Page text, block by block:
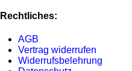
Rechtliches:
AGB
Vertrag widerrufen
Widerrufsbelehrung